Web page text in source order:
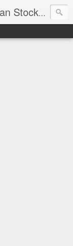
上班族投資理財 - Invest In Taiwan Stock Market